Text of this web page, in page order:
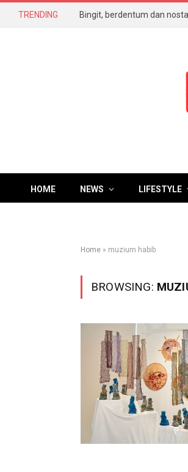
TRENDING
HOME NEWS LIFESTYLE
Home » muzium habib
BROWSING: